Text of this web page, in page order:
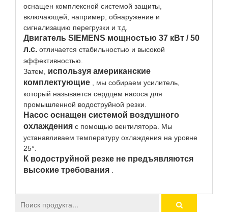
оснащен комплексной системой защиты,
включающей, например, обнаружение и
сигнализацию перегрузки и т.д.
Двигатель SIEMENS мощностью 37 кВт / 50
л.с. отличается стабильностью и высокой
эффективностью.
Затем, используя американские
комплектующие , мы собираем усилитель,
который называется сердцем насоса для
промышленной водоструйной резки.
Насос оснащен системой воздушного
охлаждения с помощью вентилятора. Мы
устанавливаем температуру охлаждения на уровне
25°.
К водоструйной резке не предъявляются
высокие требования .